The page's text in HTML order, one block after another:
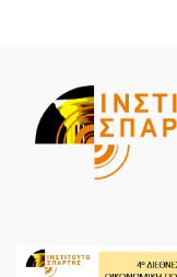
ΑΡΧΙΚΗ